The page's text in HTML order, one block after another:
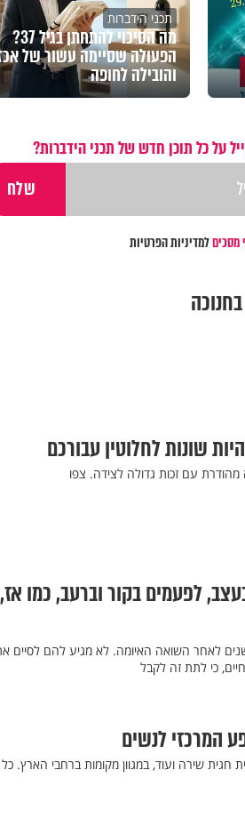
תכני הידברות
מה הסיכוי להתחתן בגיל 37?
הפעולה שסיימה עשור של
והובילה לחופה
על כל תוכן חדש של תכני הידברות?
מסכיםלמדיניות הפרטיות
עם זכות גדולה לצידה. צפו
לפעמים בקור וברעב, כמו אז,
עוברים מסכת של סבל וייסורים גם כאן, בארץ הקודש, 80 שנים לאחר השואה האיומה. לא מגיע להם
כי לתת זה לקבל
המרכזי לנשים
שירה ועוד, במגוון מקומות ברחבי הארץ. כל